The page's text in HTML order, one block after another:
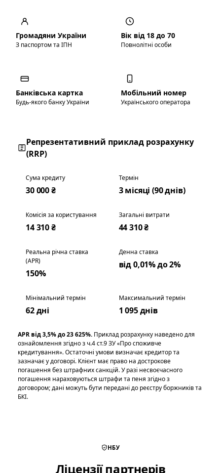
Громадяни України
З паспортом та ІПН
Вік від 18 до 70
Повнолітні особи
Банківська картка
Будь-якого банку України
Мобільний номер
Українського оператора
Репрезентативний приклад розрахунку
(RRP)
Сума кредиту
30 000 ₴
Термін
3 місяці (90 днів)
Комісія за користування
14 310 ₴
Загальні витрати
44 310 ₴
Реальна річна ставка
(APR)
150%
Денна ставка
від 0,01% до 2%
Мінімальний термін
62 дні
Максимальний термін
1 095 днів
APR від 3,5% до 23 625%. Приклад розрахунку наведено для
ознайомлення згідно з ч.4 ст.9 ЗУ «Про споживче
кредитування». Остаточні умови визначає кредитор та
зазначає у договорі. Клієнт має право на дострокове
погашення без штрафних санкцій. У разі несвоєчасного
погашення нараховуються штрафи та пеня згідно з
договором; дані можуть бути передані до реєстру боржників та
БКІ.
НБУ
Ліцензії партнерів